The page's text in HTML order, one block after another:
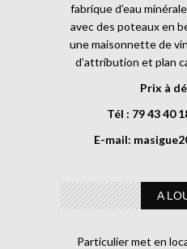
fabrique d’eau
avec des poteaux en
une maisonnette de
d’attribution et plan
Prix à
Tél : 79 43 40
E-mail:
A
Particulier met en